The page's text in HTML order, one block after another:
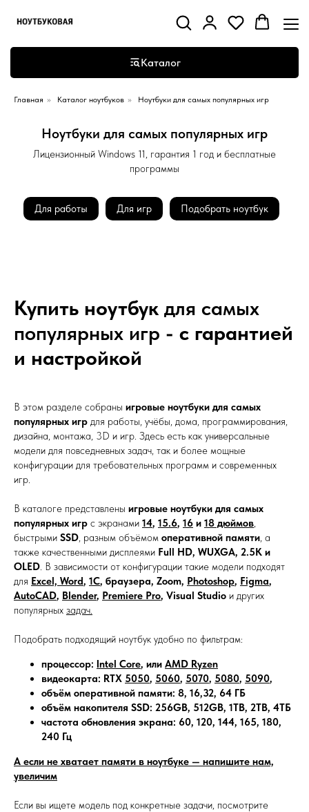
Каталог
Главная » Каталог ноутбуков » Ноутбуки для самых популярных игр
Ноутбуки для самых популярных игр
Лицензионный Windows 11, гарантия 1 год и бесплатные
программы
Для работы Для игр Подобрать ноутбук
Купить ноутбук для самых
популярных игр - с гарантией
и настройкой
В этом разделе собраны игровые ноутбуки для самых
популярных игр для работы, учёбы, дома, программирования,
дизайна, монтажа, 3D и игр. Здесь есть как универсальные
модели для повседневных задач, так и более мощные
конфигурации для требовательных программ и современных
игр.
В каталоге представлены игровые ноутбуки для самых
популярных игр с экранами 14, 15.6, 16 и 18 дюймов,
быстрыми SSD, разным объёмом оперативной памяти, а
также качественными дисплеями Full HD, WUXGA, 2.5K и
OLED. В зависимости от конфигурации такие модели подходят
для Excel, Word, 1С, браузера, Zoom, Photoshop, Figma,
AutoCAD, Blender, Premiere Pro, Visual Studio и других
популярных задач.
Подобрать подходящий ноутбук удобно по фильтрам:
процессор: Intel Core, или AMD Ryzen
видеокарта: RTX 5050, 5060, 5070, 5080, 5090,
объём оперативной памяти: 8, 16,32, 64 ГБ
объём накопителя SSD: 256GB, 512GB, 1TB, 2TB, 4ТБ
частота обновления экрана: 60, 120, 144, 165, 180,
240 Гц
А если не хватает памяти в ноутбуке — напишите нам,
увеличим
Если вы ищете модель под конкретные задачи, посмотрите